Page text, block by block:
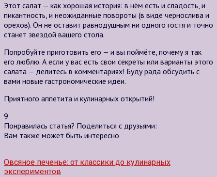
Этот салат — как хорошая история: в нём есть и сладость, и
пикантность, и неожиданные повороты (в виде чернослива и
орехов). Он не оставит равнодушным ни одного гостя и точно
станет звездой вашего стола.
Попробуйте приготовить его — и вы поймёте, почему я так
его люблю. А если у вас есть свои секреты или варианты этого
салата — делитесь в комментариях! Буду рада обсудить с
вами новые гастрономические идеи.
Приятного аппетита и кулинарных открытий!
9
Понравилась статья? Поделиться с друзьями:
Вам также может быть интересно
Овсяное печенье: от классики до кулинарных
экспериментов